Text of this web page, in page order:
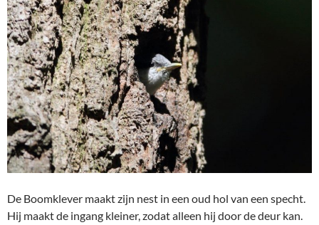
De Boomklever maakt zijn nest in een oud hol van een specht.
Hij maakt de ingang kleiner, zodat alleen hij door de deur kan.